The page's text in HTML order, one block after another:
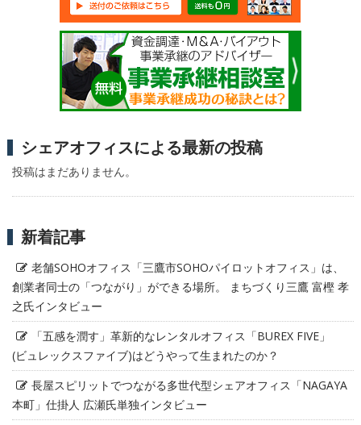
シェアオフィスによる最新の投稿
投稿はまだありません。
新着記事
老舗SOHOオフィス「三鷹市SOHOパイロットオフィス」は、
創業者同士の「つながり」ができる場所。 まちづくり三鷹 富樫 孝
之氏インタビュー
「五感を潤す」革新的なレンタルオフィス「BUREX FIVE」
(ビュレックスファイブ)はどうやって生まれたのか？
長屋スピリットでつながる多世代型シェアオフィス「NAGAYA
本町」仕掛人 広瀬氏単独インタビュー